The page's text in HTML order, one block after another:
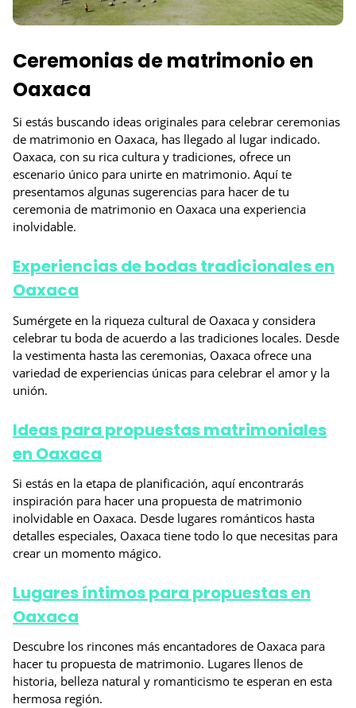
Ceremonias de matrimonio en
Oaxaca
Si estás buscando ideas originales para celebrar ceremonias
de matrimonio en Oaxaca, has llegado al lugar indicado.
Oaxaca, con su rica cultura y tradiciones, ofrece un
escenario único para unirte en matrimonio. Aquí te
presentamos algunas sugerencias para hacer de tu
ceremonia de matrimonio en Oaxaca una experiencia
inolvidable.
Experiencias de bodas tradicionales en
Oaxaca
Sumérgete en la riqueza cultural de Oaxaca y considera
celebrar tu boda de acuerdo a las tradiciones locales. Desde
la vestimenta hasta las ceremonias, Oaxaca ofrece una
variedad de experiencias únicas para celebrar el amor y la
unión.
Ideas para propuestas matrimoniales
en Oaxaca
Si estás en la etapa de planificación, aquí encontrarás
inspiración para hacer una propuesta de matrimonio
inolvidable en Oaxaca. Desde lugares románticos hasta
detalles especiales, Oaxaca tiene todo lo que necesitas para
crear un momento mágico.
Lugares íntimos para propuestas en
Oaxaca
Descubre los rincones más encantadores de Oaxaca para
hacer tu propuesta de matrimonio. Lugares llenos de
historia, belleza natural y romanticismo te esperan en esta
hermosa región.